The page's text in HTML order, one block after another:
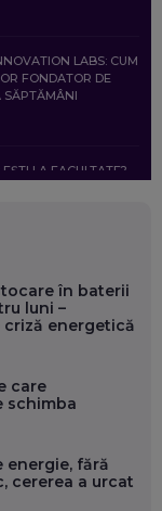
LABS: CUM
FONDATOR DE
SĂPTĂMÂNI
LA FACULTATE?
BUN LA JOB. ȘI CUM
ANI
KULTH: CUM
DRUMUL
ÎȚI PROTEJEZI
în baterii
luni –
energetică
care
schimba
energie, fără
cererea a urcat